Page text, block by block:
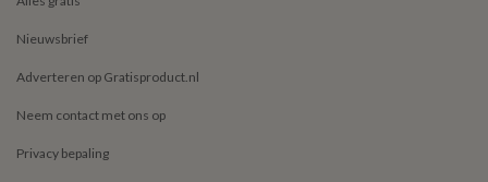
Nieuwsbrief
Adverteren op Gratisproduct.nl
Neem contact met ons op
Privacy bepaling